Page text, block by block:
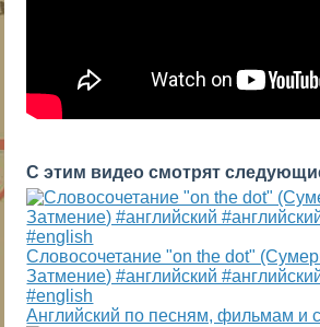
С этим видео смотрят
Словосочетание "on the dot"
Затмение) #английский
#english
Английский по песням, фильмам и